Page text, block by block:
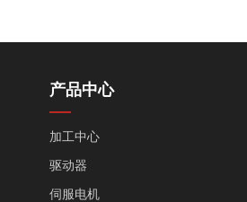
产品中心
加工中心
驱动器
伺服电机